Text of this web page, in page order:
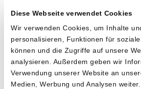
Diese Webseite verwendet Cookies
Wir verwenden Cookies, um Inhalte
personalisieren, Funktionen für
können und die Zugriffe auf unsere
analysieren. Außerdem geben wir
Verwendung unserer Website an
Medien, Werbung und Analysen
Maccheroni aus